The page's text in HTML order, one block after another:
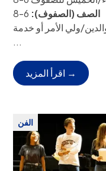
الصف (الصفوف):
ولي الأمر أو خدمة
علاماتكم! عاد نادي كروس
إلى العدائين ذوي الخبرة
الرسوم:
...
اقرأ المزيد →
الفن